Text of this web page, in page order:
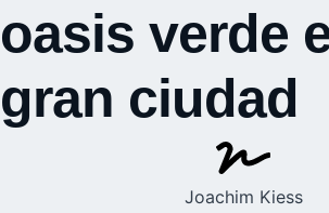
oasis verde
gran ciudad
Joachim Kiess